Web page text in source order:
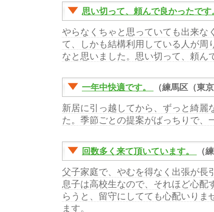
思い切って、頼んで良かったです
やらなくちゃと思っていても出来な
て、しかも結構利用している人が周
なと思いました。思い切って、頼ん
一年中快適です。 （練馬区（東
新居に引っ越してから、ずっと綺麗
た。季節ごとの提案がばっちりで、
回数多く来て頂いています。 （
父子家庭で、やむを得なく出張が長
息子は高校生なので、それほど心配
らうと、留守にしてても心配いりま
ます。